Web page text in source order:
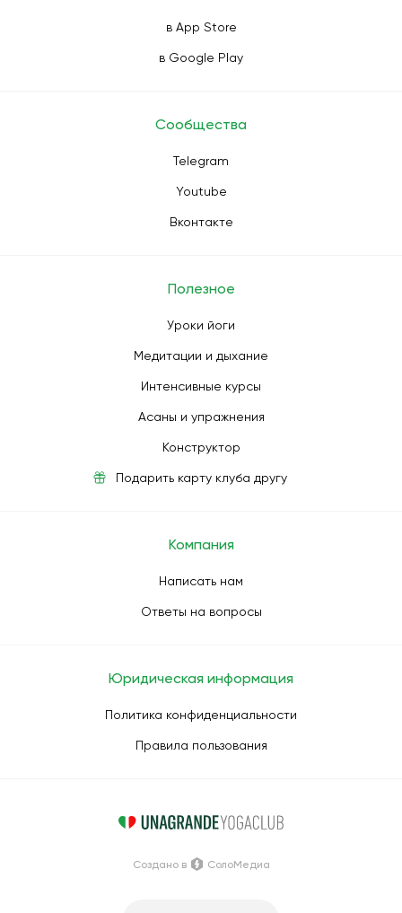
в App Store
в Google Play
Сообщества
Telegram
Youtube
Вконтакте
Полезное
Уроки йоги
Медитации и дыхание
Интенсивные курсы
Асаны и упражнения
Конструктор
Подарить карту клуба другу
Компания
Написать нам
Ответы на вопросы
Юридическая информация
Политика конфиденциальности
Правила пользования
Создано в СолоМедиа